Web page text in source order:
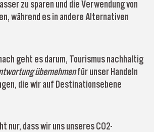
zu sparen und die Verwendung von
während es in andere Alternativen
geht es darum, Tourismus nachhaltig
übernehmenfür unser Handeln
die wir auf Destinationsebene
nur, dass wir uns unseres CO2-